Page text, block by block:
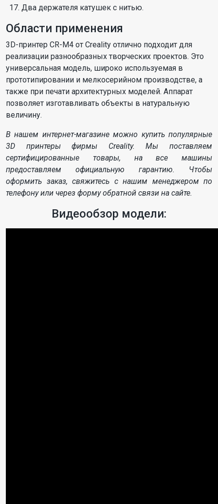
Два держателя катушек с нитью.
Области применения
3D-принтер CR-M4 от Creality отлично подходит для
реализации разнообразных творческих проектов. Это
универсальная модель, широко используемая в
прототипировании и мелкосерийном производстве, а
также при печати архитектурных моделей. Аппарат
позволяет изготавливать объекты в натуральную
величину.
В нашем интернет-магазине можно купить популярные
3D принтеры фирмы Сreality. Мы поставляем
сертифицированные товары, на все машины
предоставляем официальную гарантию. Чтобы
оформить заказ, свяжитесь с нашим менеджером по
телефону или через форму обратной связи на сайте.
Видеообзор модели: